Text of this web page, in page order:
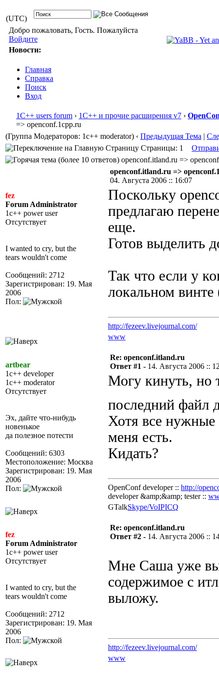
(UTC)
Добро пожаловать, Гость. Пожалуйста
Войдите
Новости:
Главная
Справка
Поиск
Вход
1С++ users forum › 1С++ и прочие расширения v7 ›
=> openconf.1cpp.ru
(Группа Модераторов: 1c++ moderator) ‹ Предыдущая Тема |
Страницы: 1
openconf.itland.ru =>
fez
Forum Administrator
1c++ power user
Отсутствует
I wanted to cry, but the
tears wouldn't come
Сообщений: 2712
Зарегистрирован: 19. Мая
2006
Пол:
openconf.itland.ru =>
04. Августа 2006 :: 16:07
Поскольку
предлагаю
еще.
Готов выделить
Так что если у
локальном
http://fezeev.livejournal.com/
www
artbear
1c++ developer
1c++ moderator
Отсутствует
Эх, дайте что-нибудь
новенькое
да полезное потести
Сообщений: 6303
Местоположение: Москва
Зарегистрирован: 19. Мая
2006
Пол:
Re: openconf.itland.ru
Ответ #1 - 14. Августа 2006 ::
Могу кинуть, но
последний файл
Хотя все нужные
меня есть.
Кидать?
OpenConf developer :: http://
developer &amp;&amp; tester ::
GTalkSkype/VoIPICQ
fez
Forum Administrator
1c++ power user
Отсутствует
I wanted to cry, but the
tears wouldn't come
Сообщений: 2712
Зарегистрирован: 19. Мая
2006
Пол:
Re: openconf.itland.ru
Ответ #2 - 14. Августа 2006 ::
Мне Саша уже
содержимое с
выложу.
http://fezeev.livejournal.com/
www